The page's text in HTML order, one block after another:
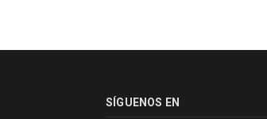
SÍGUENOS EN